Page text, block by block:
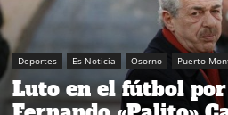
Deportes Es Noticia Osorno Puerto
Luto en el fútbol